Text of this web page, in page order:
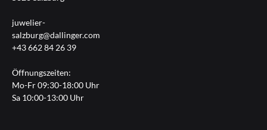
juwelier-
salzburg@dallinger.com
+43 662 84 26 39
Öffnungszeiten:
Mo-Fr 09:30-18:00 Uhr
Sa 10:00-13:00 Uhr